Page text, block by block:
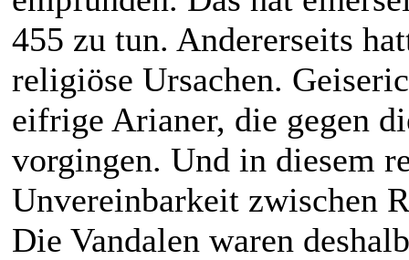
455 zu tun. Andererseits
religiöse Ursachen.
eifrige Arianer, die gegen
vorgingen. Und in diesem
Unvereinbarkeit zwischen
Die Vandalen waren